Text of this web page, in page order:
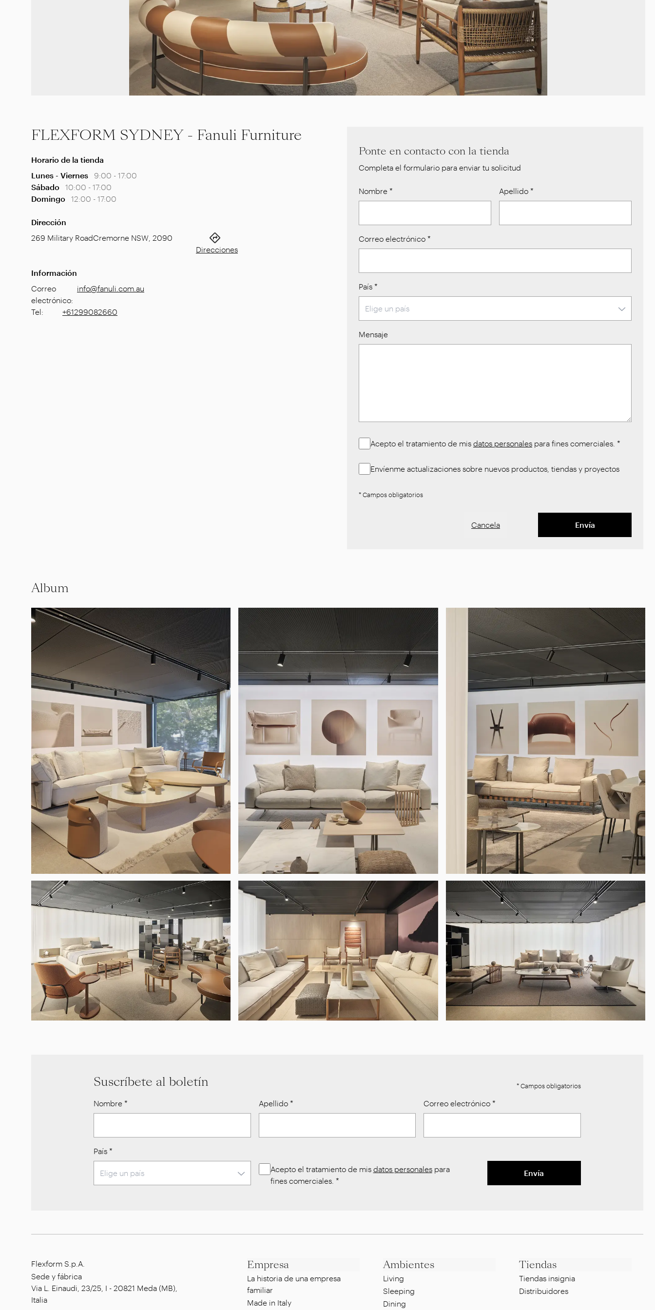
FLEXFORM SYDNEY - Fanuli Furniture
Horario de la tienda
Lunes - Viernes
9:00 - 17:00
Sábado
10:00 - 17:00
Domingo
12:00 - 17:00
Dirección
269 Military RoadCremorne NSW 2090
Direcciones
Información
Correo
electrónico:
info@fanuli.com.au
Tel: +61299082660
Ponte en contacto con la tienda
Completa el formulario para enviar tu solicitud
Nombre * Apellido *
Correo electrónico *
País *
Mensaje
Acepto el tratamiento de mis datos personales para fines comerciales. *
Envíenme actualizaciones sobre nuevos productos, tiendas y proyectos
* Campos obligatorios
Cancela Envía
Album
Suscríbete al boletín * Campos obligatorios
Nombre * Apellido* Correo electrónico *
País *
Acepto el tratamiento de mis datos personalespara
fines comerciales. *
Envía
Flexform S.p.A.
Sede y fábrica
Via L. Einaudi, 23/25, I - 20821 Meda (MB),
Italia
Empresa
La historia de una empresa
familiar
Made in Italy
Ambientes
Living
Sleeping
Dining
Tiendas
Tiendas insignia
Distribuidores